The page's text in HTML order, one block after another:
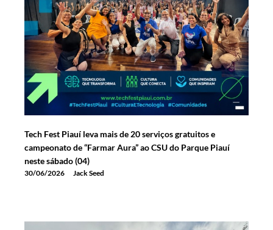
Tech Fest Piauí leva mais de 20 serviços gratuitos e
campeonato de “Farmar Aura” ao CSU do Parque Piauí
neste sábado (04)
30/06/2026 Jack Seed